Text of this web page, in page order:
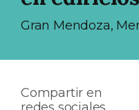
Gran Mendoza,
Compartir en